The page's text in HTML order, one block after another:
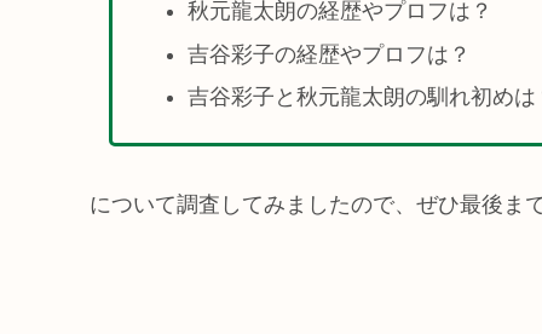
秋元龍太朗の経歴やプロフは？
吉谷彩子の経歴やプロフは？
吉谷彩子と秋元龍太朗の馴れ初めは
について調査してみましたので、ぜひ最後ま